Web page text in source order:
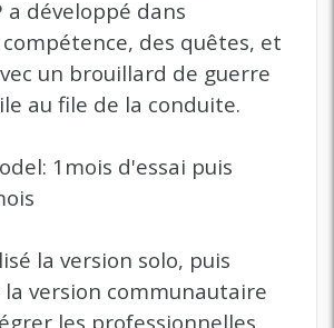
a développé dans
des quêtes, et
un brouillard de guerre
au file de la conduite.
1mois d'essai puis
la version solo, puis
version communautaire